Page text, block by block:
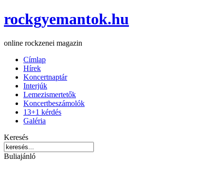
rockgyemantok.hu
online rockzenei magazin
Címlap
Hírek
Koncertnaptár
Interjúk
Lemezismertetők
Koncertbeszámolók
13+1 kérdés
Galéria
Keresés
Buliajánló